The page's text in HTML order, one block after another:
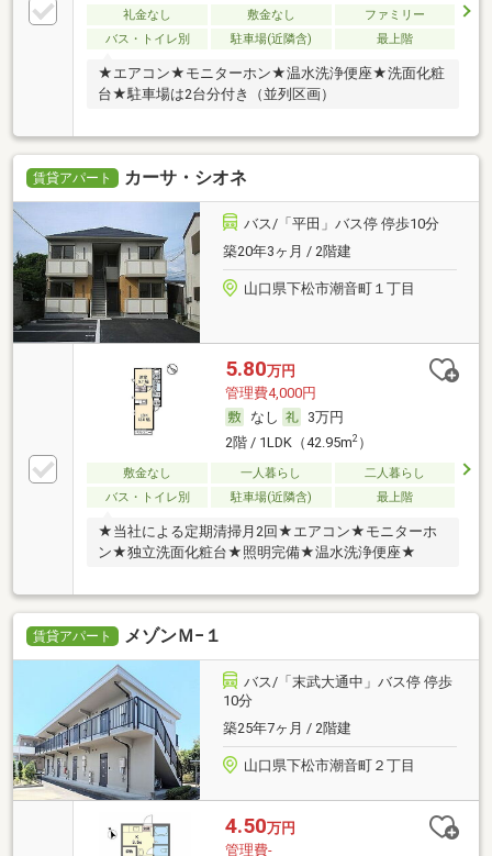
礼金なし 敷金なし
ファミリー
バス・トイレ別
駐車場(近隣含) 最上階
★エアコン★モニターホン★温水洗浄便座★洗面化粧
台★駐車場は2台分付き（並列区画）
賃貸アパート カーサ・シオネ
バス/「平田」バス停 停歩10分
築20年3ヶ月 / 2階建
山口県下松市潮音町１丁目
5.80万円
管理費4,000円
なし
3万円
2階 / 1LDK（42.95m2）
敷金なし 一人暮らし
二人暮らし
バス・トイレ別
駐車場(近隣含) 最上階
★当社による定期清掃月2回★エアコン★モニターホ
ン★独立洗面化粧台★照明完備★温水洗浄便座★
賃貸アパート メゾンＭ−１
バス/「末武大通中」バス停 停歩
10分
築25年7ヶ月 / 2階建
山口県下松市潮音町２丁目
4.50万円
管理費-